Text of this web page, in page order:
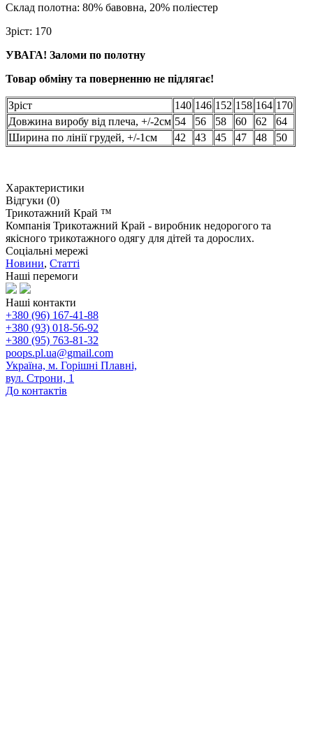
Склад полотна: 80% бавовна, 20% поліестер
Зріст: 170
УВАГА! Заломи по полотну
Товар обміну та поверненню не підлягає!
Зріст 140 146 152 158 164 170
Довжина виробу від плеча, +/-2см 54 56 58 60 62
64
Ширина по лінії грудей, +/-1см
42 43 45 47 48 50
Характеристики
Відгуки (0)
Трикотажний Край ™
Компанія Трикотажний Край - виробник недорогого та
якісного трикотажного одягу для дітей та дорослих.
Соціальні мережі
Новини, Статті
Наші перемоги
Наші контакти
+380 (96) 167-41-88
+380 (93) 018-56-92
+380 (95) 763-81-32
poops.pl.ua@gmail.com
Україна, м. Горішні Плавні,
вул. Строни, 1
До контактів